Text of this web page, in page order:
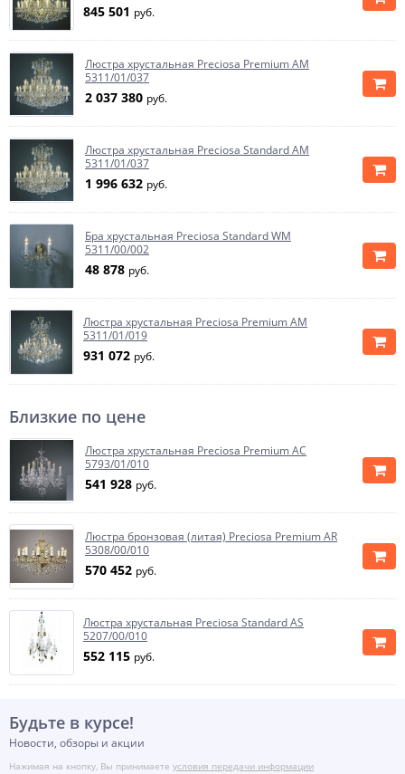
845 501 руб.
Люстра хрустальная Preciosa Premium AM
5311/01/037
2 037 380 руб.
Люстра хрустальная Preciosa Standard AM
5311/01/037
1 996 632 руб.
Бра хрустальная Preciosa Standard WM
5311/00/002
48 878 руб.
Люстра хрустальная Preciosa Premium AM
5311/01/019
931 072 руб.
Близкие по цене
Люстра хрустальная Preciosa Premium AC
5793/01/010
541 928 руб.
Люстра бронзовая (литая) Preciosa Premium AR
5308/00/010
570 452 руб.
Люстра хрустальная Preciosa Standard AS
5207/00/010
552 115 руб.
Будьте в курсе!
Новости, обзоры и акции
Нажимая на кнопку, Вы принимаете условия передачи информации